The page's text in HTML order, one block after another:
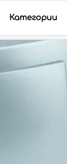
Категории